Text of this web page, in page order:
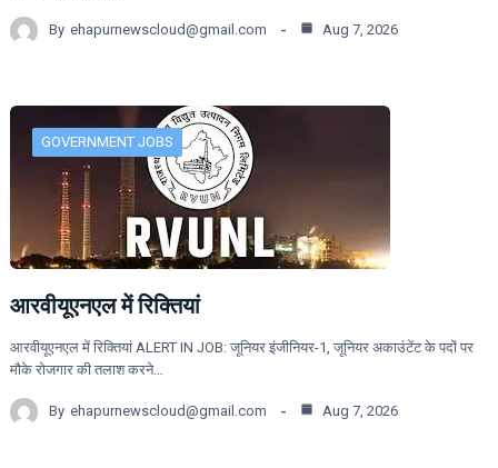
By ehapurnewscloud@gmail.com Aug 7, 2026
GOVERNMENT JOBS
आरवीयूएनएल में रिक्तियां
आरवीयूएनएल में रिक्तियां ALERT IN JOB: जूनियर इंजीनियर-1, जूनियर अकाउंटेंट के पदों पर
मौके रोजगार की तलाश करने…
By ehapurnewscloud@gmail.com Aug 7, 2026